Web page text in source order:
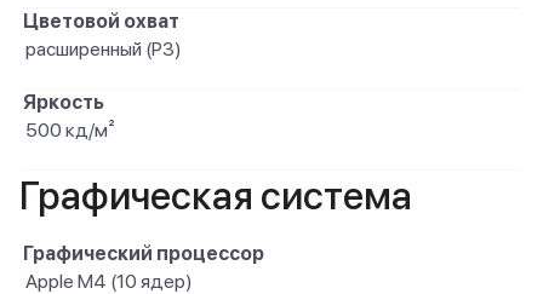
Цветовой охват
расширенный (P3)
Яркость
500 кд/м²
Графическая система
Графический процессор
Apple M4 (10 ядер)